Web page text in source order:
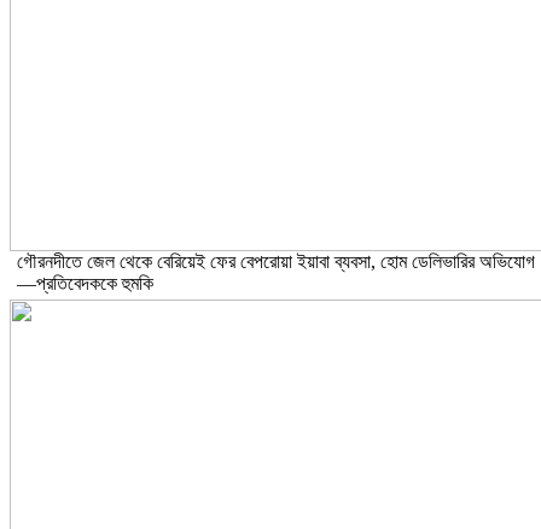
গৌরনদীতে জেল থেকে বেরিয়েই ফের বেপরোয়া ইয়াবা ব্যবসা, হোম ডেলিভারির অভিযোগ
—প্রতিবেদককে হুমকি